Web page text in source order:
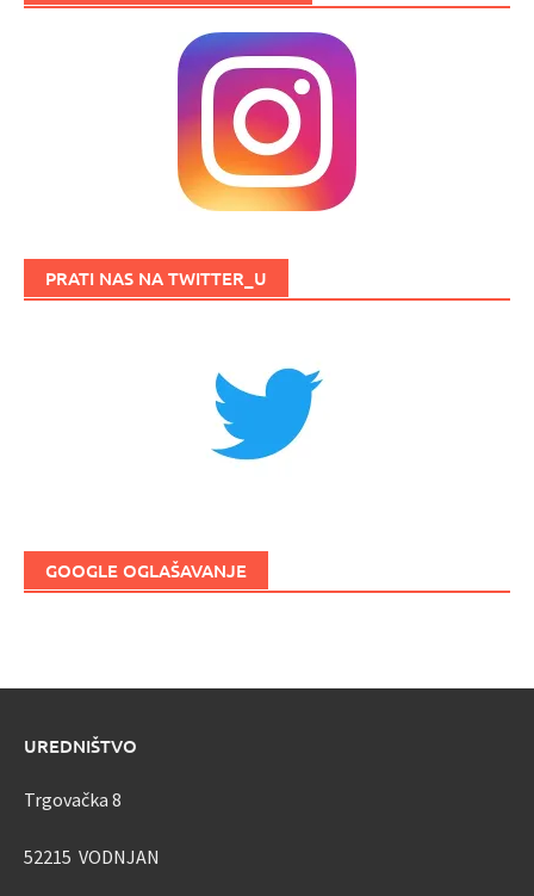
PRATI NAS NA TWITTER_U
GOOGLE OGLAŠAVANJE
UREDNIŠTVO
Trgovačka 8
52215 VODNJAN